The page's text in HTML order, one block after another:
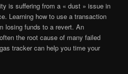
is suffering from a « dust » issue in
Learning how to use a transaction
losing funds to a revert. An
the root cause of many failed
tracker can help you time your